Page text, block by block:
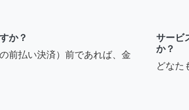
か？
前払い決済）前であれば、金
サービ
か？
どなた